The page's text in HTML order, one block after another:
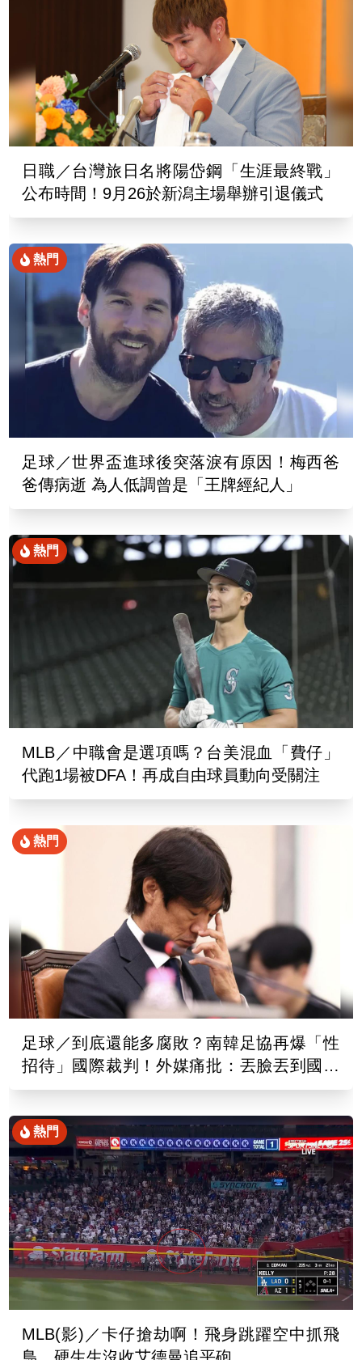
日職／台灣旅日名將陽岱鋼「生涯最終戰」
公布時間！9月26於新潟主場舉辦引退儀式
熱門
足球／世界盃進球後突落淚有原因！梅西爸
爸傳病逝 為人低調曾是「王牌經紀人」
熱門
MLB／中職會是選項嗎？台美混血「費仔」
代跑1場被DFA！再成自由球員動向受關注
熱門
足球／到底還能多腐敗？南韓足協再爆「性
招待」國際裁判！外媒痛批：丟臉丟到國外
去
熱門
MLB(影)／卡仔搶劫啊！飛身跳躍空中抓飛